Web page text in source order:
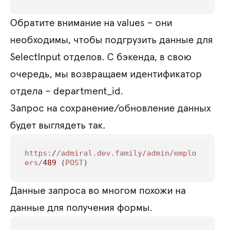
Обратите внимание на values – они
необходимы, чтобы подгрузить данные для
SelectInput отделов. С бэкенда, в свою
очередь, мы возвращаем идентификатор
отдела – department_id.
Запрос на сохранение/обновление данных
будет выглядеть так.
https: //admiral.dev.family/admin/emplo
ers/489 (POST)
Данные запроса во многом похожи на
данные для получения формы.